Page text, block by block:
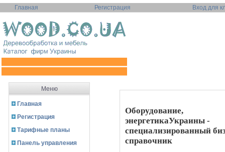
Главная Регистрация Вход для
Меню
Главная
Регистрация
Тарифные планы
Панель управления
Оборудование,
энергетикаУкраины -
специализированный
справочник